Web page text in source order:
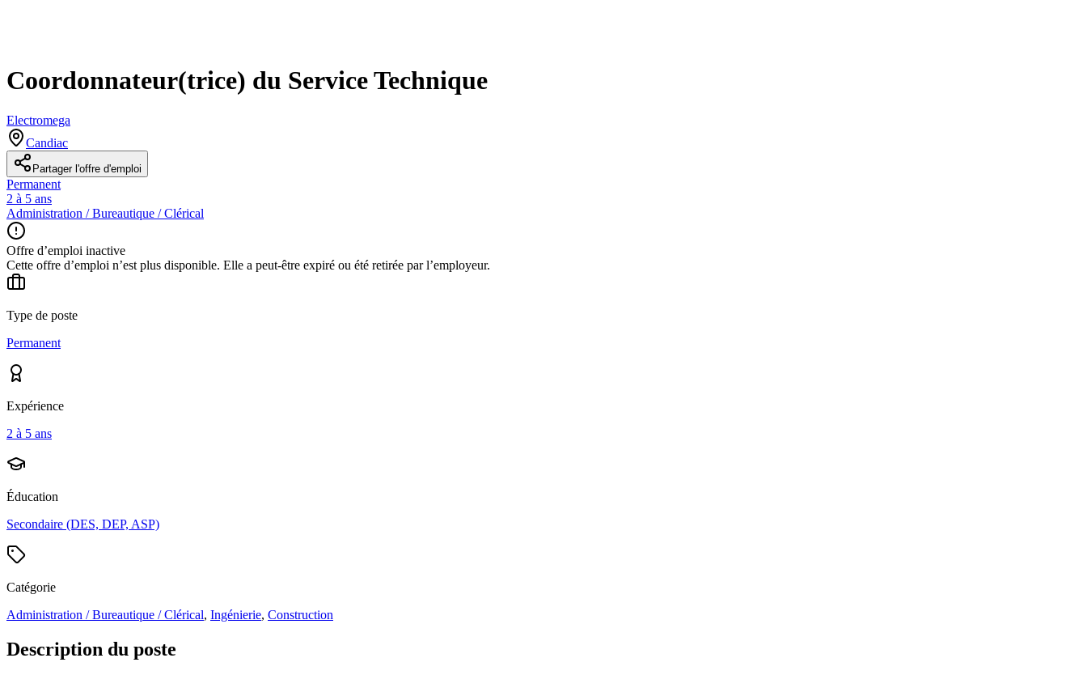
Coordonnateur(trice) du Service Technique
Electromega
Candiac
Partager l'offre d'emploi
Permanent
2 à 5 ans
Administration / Bureautique / Clérical
Offre d’emploi inactive
Cette offre d’emploi n’est plus disponible. Elle a peut-être expiré ou été retirée par l’employeur.
Type de poste
Permanent
Expérience
2 à 5 ans
Éducation
Secondaire (DES, DEP, ASP)
Catégorie
Administration / Bureautique / Clérical, Ingénierie, Construction
Description du poste